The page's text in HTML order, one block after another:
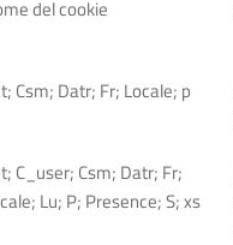
del cookie
Csm; Datr; Fr; Locale; p
C_user; Csm; Datr; Fr;
Lu; P; Presence; S; xs